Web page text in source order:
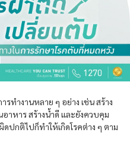
ทำงานหลาย ๆ อย่าง เช่น สร้าง
าหาร สร้างน้ำดี และยังควบคุม
ปกติไปก็ทำให้เกิดโรคต่าง ๆ ตาม